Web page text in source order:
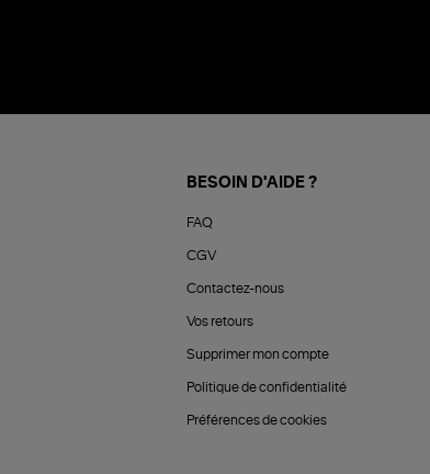
BESOIN D'AIDE ?
FAQ
CGV
Contactez-nous
Vos retours
Supprimer mon compte
Politique de confidentialité
Préférences de cookies